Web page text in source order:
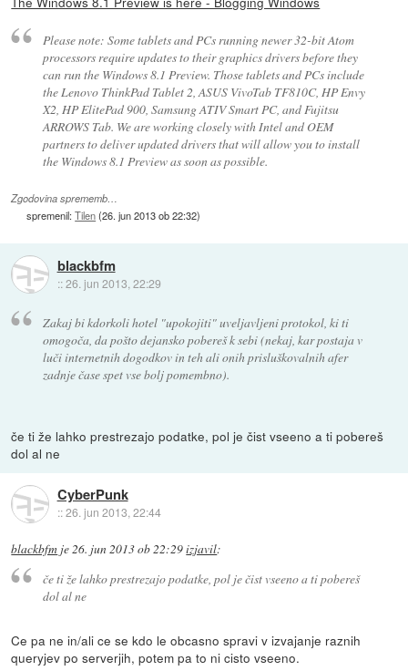
Please note: Some tablets and PCs running newer 32-bit Atom
processors require updates to their graphics drivers before they
can run the Windows 8.1 Preview. Those tablets and PCs include
the Lenovo ThinkPad Tablet 2, ASUS VivoTab TF810C, HP Envy
X2, HP ElitePad 900, Samsung ATIV Smart PC, and Fujitsu
ARROWS Tab. We are working closely with Intel and OEM
partners to deliver updated drivers that will allow you to install
the Windows 8.1 Preview as soon as possible.
Zgodovina sprememb…
spremenil:Tilen(26. jun 2013 ob 22:32)
blackbfm
::26. jun 2013, 22:29
Zakaj bi kdorkoli hotel "upokojiti" uveljavljeni protokol, ki ti
omogoča, da pošto dejansko pobereš k sebi (nekaj, kar postaja v
luči internetnih dogodkov in teh ali onih prisluškovalnih afer
zadnje čase spet vse bolj pomembno).
če ti že lahko prestrezajo podatke, pol je čist vseeno a ti pobereš
dol al ne
CyberPunk
::26. jun 2013, 22:44
blackbfm je26. jun 2013 ob 22:29izjavil:
če ti že lahko prestrezajo podatke, pol je čist vseeno a ti pobereš
dol al ne
Ce pa ne in/ali ce se kdo le obcasno spravi v izvajanje raznih
queryjev po serverjih, potem pa to ni cisto vseeno.